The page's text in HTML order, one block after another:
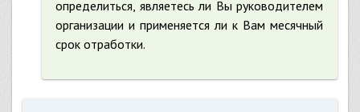
определиться, являетесь ли Вы руководителем
организации и применяется ли к Вам месячный
срок отработки.